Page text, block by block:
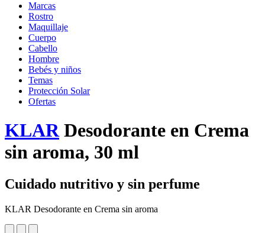
Marcas
Rostro
Maquillaje
Cuerpo
Cabello
Hombre
Bebés y niños
Temas
Protección Solar
Ofertas
KLARDesodorante en Crema
sin aroma, 30 ml
Cuidado nutritivo y sin perfume
KLAR Desodorante en Crema sin aroma